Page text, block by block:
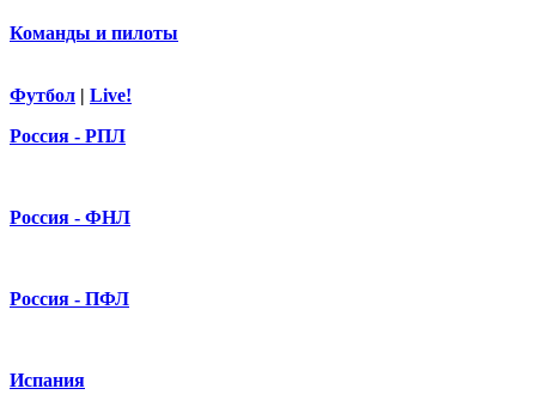
Команды и пилоты
Футбол | Live!
Россия - РПЛ
Россия - ФНЛ
Россия - ПФЛ
Испания